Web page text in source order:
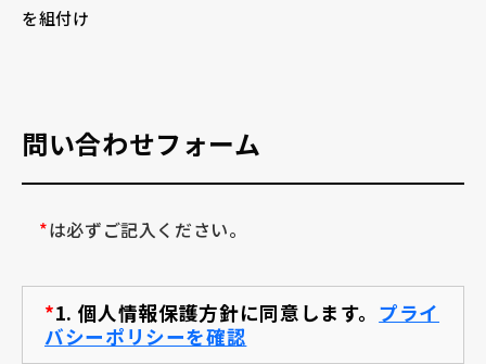
を組付け
問い合わせフォーム
*は必ずご記入ください。
*1. 個人情報保護方針に同意します。 プライ
バシーポリシーを確認